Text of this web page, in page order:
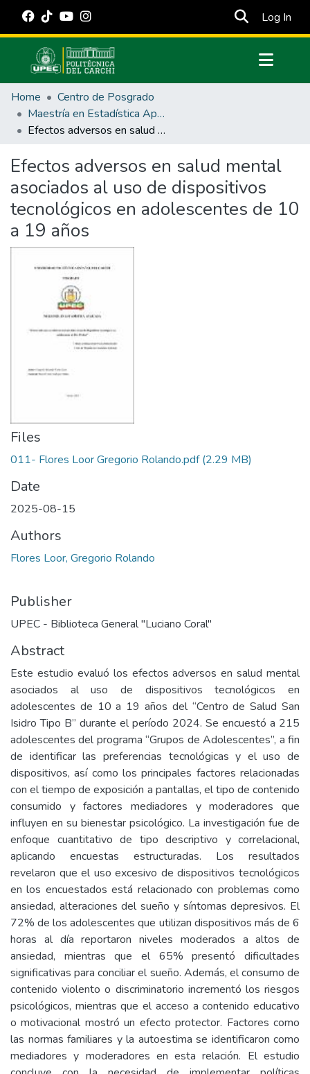
Log In
Communities & Collections
All of DSpace
Statistics
Estadísticas Externas
Manuales
Home
Centro de Posgrado
Maestría en Estadística Aplicada
Efectos adversos en salud mental asociados al uso de dispositivos tecnológicos en adolescentes de 10 a 19 años
Efectos adversos en salud mental
asociados al uso de dispositivos
tecnológicos en adolescentes de 10
a 19 años
Files
011- Flores Loor Gregorio Rolando.pdf(2.29 MB)
Date
2025-08-15
Authors
Flores Loor, Gregorio Rolando
Publisher
UPEC - Biblioteca General "Luciano Coral"
Abstract
Este estudio evaluó los efectos adversos en salud mental
asociados al uso de dispositivos tecnológicos en
adolescentes de 10 a 19 años del “Centro de Salud San
Isidro Tipo B” durante el período 2024. Se encuestó a 215
adolescentes del programa “Grupos de Adolescentes”, a fin
de identificar las preferencias tecnológicas y el uso de
dispositivos, así como los principales factores relacionadas
con el tiempo de exposición a pantallas, el tipo de contenido
consumido y factores mediadores y moderadores que
influyen en su bienestar psicológico. La investigación fue de
enfoque cuantitativo de tipo descriptivo y correlacional,
aplicando encuestas estructuradas. Los resultados
revelaron que el uso excesivo de dispositivos tecnológicos
en los encuestados está relacionado con problemas como
ansiedad, alteraciones del sueño y síntomas depresivos. El
72% de los adolescentes que utilizan dispositivos más de 6
horas al día reportaron niveles moderados a altos de
ansiedad, mientras que el 65% presentó dificultades
significativas para conciliar el sueño. Además, el consumo de
contenido violento o discriminatorio incrementó los riesgos
psicológicos, mientras que el acceso a contenido educativo
o motivacional mostró un efecto protector. Factores como
las normas familiares y la autoestima se identificaron como
mediadores y moderadores en esta relación. El estudio